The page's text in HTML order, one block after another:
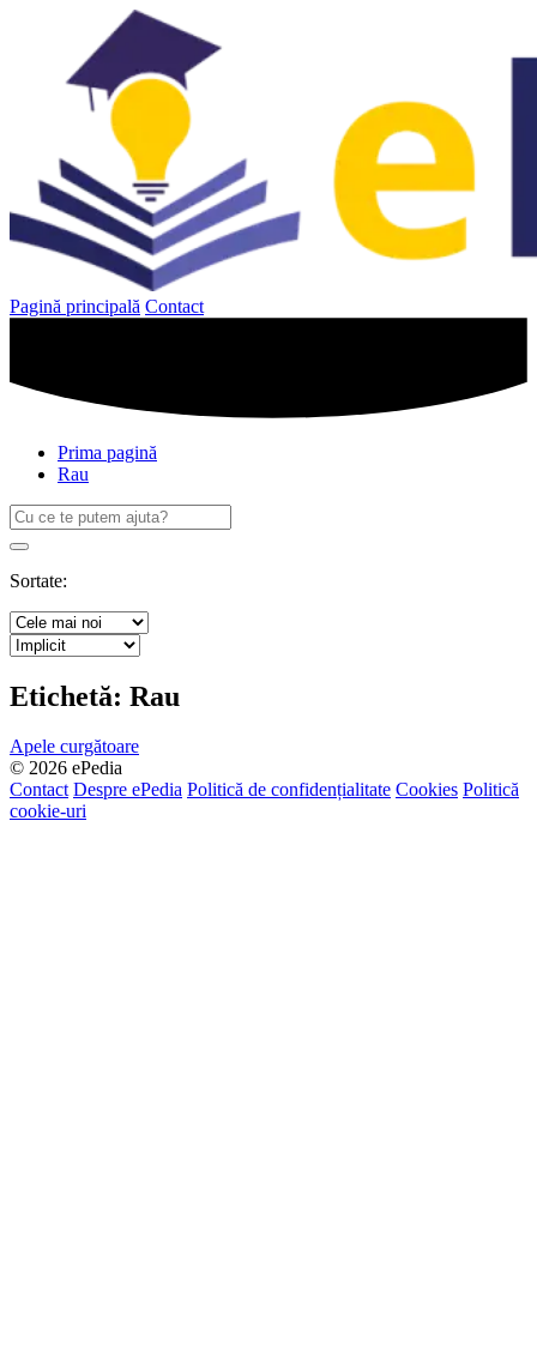
Pagină principală Contact
Prima pagină
Rau
Caută
după:
Search
Sortate:
Etichetă: Rau
Apele curgătoare
© 2026 ePedia
Contact Despre ePedia Politică de confidențialitate Cookies Politică
cookie-uri